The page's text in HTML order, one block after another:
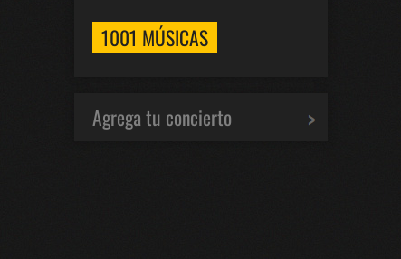
1001 MÚSICAS
Agrega tu concierto